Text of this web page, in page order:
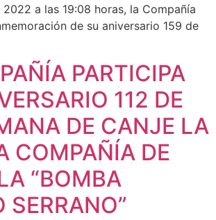
a las 19:08 horas, la Compañía
de su aniversario 159 de
PARTICIPA
112 DE
DE CANJE LA
COMPAÑÍA DE
“BOMBA
SERRANO”